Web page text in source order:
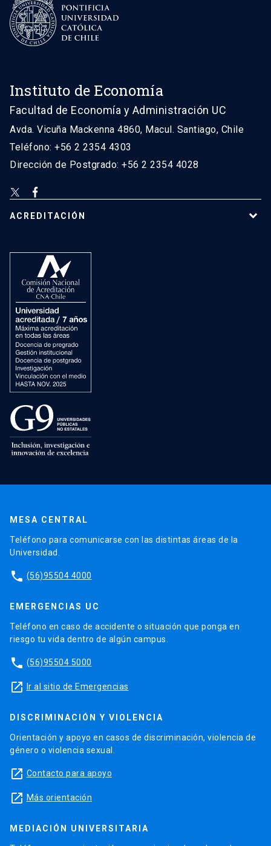
Instituto de Economía
Facultad de Economía y Administración UC
Avda. Vicuña Mackenna 4860, Macul. Santiago, Chile
Teléfono: +56 2 2354 4303
Dirección de Postgrado: +56 2 2354 4028
ACREDITACIÓN
MESA CENTRAL
Teléfono para comunicarse con las distintas áreas de la
Universidad.
phone (56)95504 4000
EMERGENCIAS UC
Teléfono en caso de accidente o situación que ponga en
riesgo tu vida dentro de algún campus.
phone (56)95504 5000
launch Ir al sitio de Emergencias
DISCRIMINACIÓN Y VIOLENCIA
Orientación y apoyo en casos de discriminación, violencia de
género o violencia sexual.
launch Contacto para apoyo
launch Más orientación
MEDIACIÓN UNIVERSITARIA